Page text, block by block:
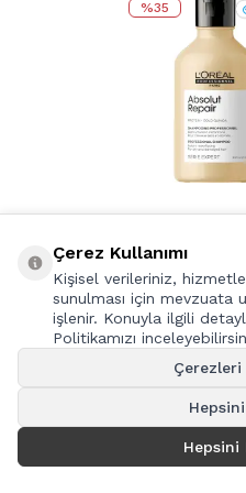
{
%35
Absolut
Onarıcı
Bakım
300ml
Hediye
Kargo
1.350,00
877,50
SEPETE
Çerez Kullanımı
Kişisel verileriniz,
sunulması için mevzuata
işlenir. Konuyla ilgili
Politikamızı
Hepsini